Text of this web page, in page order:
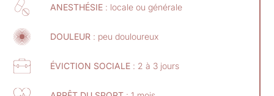
ANESTHÉSIE : locale ou générale
DOULEUR : peu douloureux
ÉVICTION SOCIALE : 2 à 3 jours